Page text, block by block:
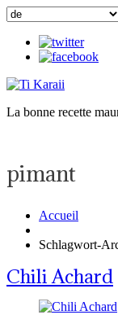
La bonne recette
pimant
Accueil
Schlagwort-
Chili Achard